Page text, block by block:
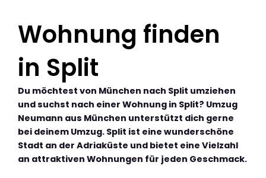
Wohnung finden
in Split
Du möchtest von München nach Split umziehen
und suchst nach einer Wohnung in Split? Umzug
Neumann aus München unterstützt dich gerne
bei deinem Umzug. Split ist eine wunderschöne
Stadt an der Adriaküste und bietet eine Vielzahl
an attraktiven Wohnungen für jeden Geschmack.